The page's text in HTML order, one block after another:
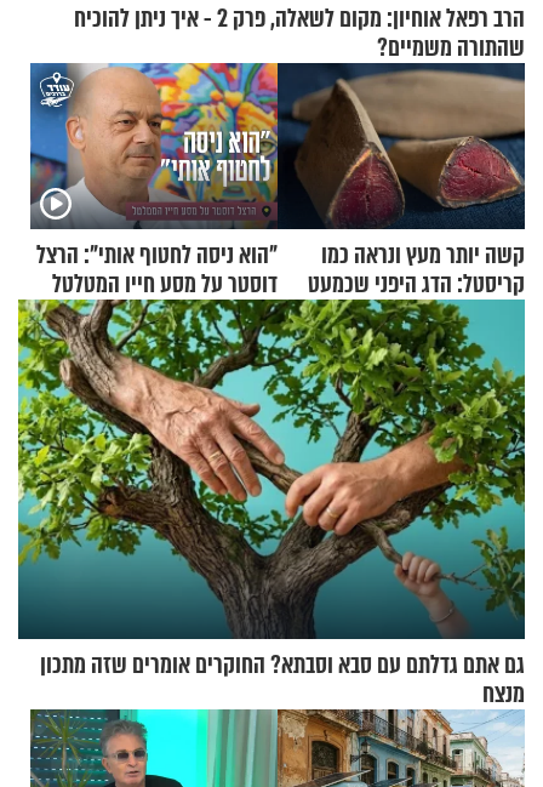
הרב רפאל אוחיון: מקום לשאלה, פרק 2 - איך ניתן להוכיח
שהתורה משמיים?
קשה יותר מעץ ונראה כמו
קריסטל: הדג היפני שכמעט
בלתי אפשרי לחתוך
"הוא ניסה לחטוף אותי": הרצל
דוסטר על מסע חייו המטלטל
גם אתם גדלתם עם סבא וסבתא? החוקרים אומרים שזה מתכון
מנצח